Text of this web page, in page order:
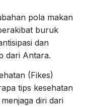
pola makan
buruk
dan
dari Antara.
(Fikes)
tips kesehatan
diri dari